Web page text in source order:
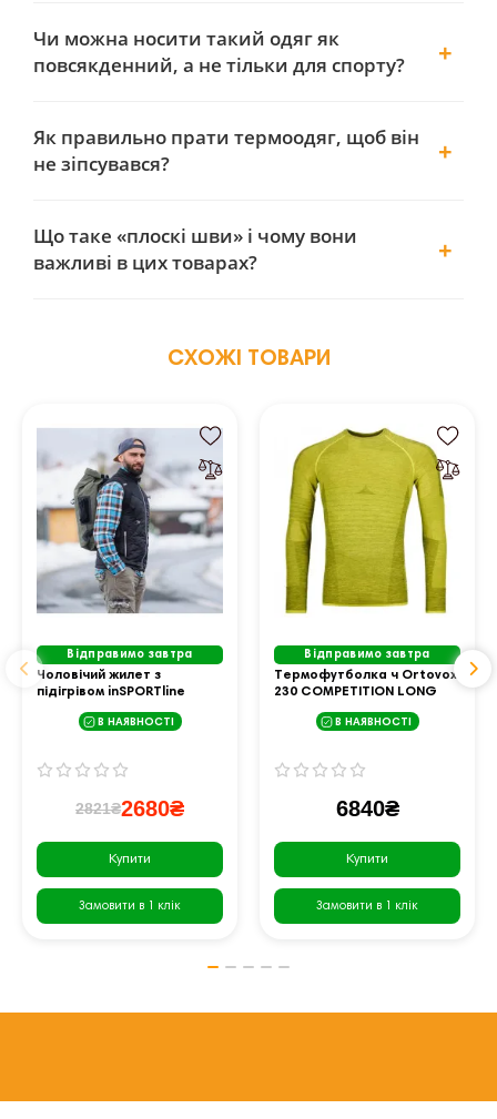
Чи можна носити такий одяг як
повсякденний, а не тільки для спорту?
Як правильно прати термоодяг, щоб він
не зіпсувався?
Що таке «плоскі шви» і чому вони
важливі в цих товарах?
СХОЖІ ТОВАРИ
Відправимо завтра
Чоловічий жилет з
підігрівом inSPORTline
В НАЯВНОСТІ
2821₴2680₴
Купити
Замовити в 1 клік
Відправимо завтра
Термофутболка ч Ortovox
230 COMPETITION LONG
жовтий
В НАЯВНОСТІ
6840₴
Купити
Замовити в 1 клік